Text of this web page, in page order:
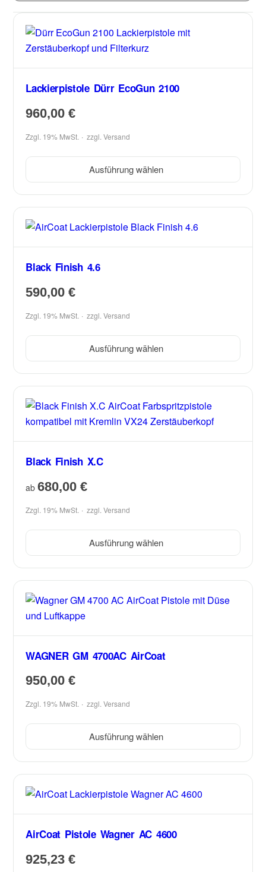
Lackierpistole Dürr EcoGun 2100
960,00€
Zzgl. 19% MwSt. zzgl.Versand
Ausführung wählen
Black Finish 4.6
590,00€
Zzgl. 19% MwSt. zzgl.Versand
Ausführung wählen
Black Finish X.C
ab680,00€
Zzgl. 19% MwSt. zzgl.Versand
Ausführung wählen
WAGNER GM 4700AC AirCoat
950,00€
Zzgl. 19% MwSt. zzgl.Versand
Ausführung wählen
AirCoat Pistole Wagner AC 4600
925,23€